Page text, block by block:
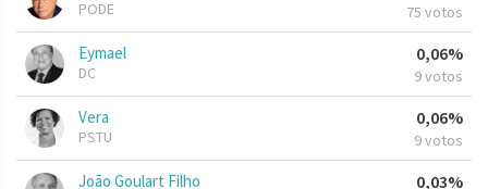
PODE 75 votos
Eymael
DC
0,06%
9 votos
Vera
PSTU
0,06%
9 votos
João Goulart Filho 0,03%